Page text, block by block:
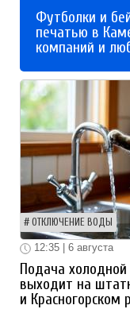
Футболки и
печатью в
компаний и
ОТКЛЮЧЕНИЕ ВОДЫ
12:35 | 6 августа
Подача
выходит на
и Красногорском